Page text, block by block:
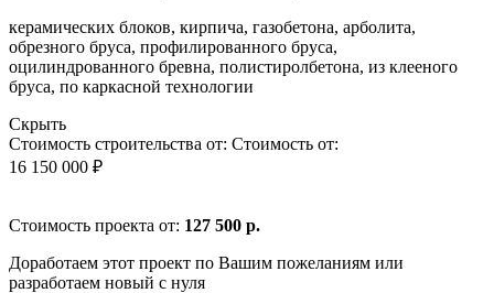
керамических блоков, кирпича, газобетона, арболита,
обрезного бруса, профилированного бруса,
оцилиндрованного бревна, полистиролбетона, из клееного
бруса, по каркасной технологии
Скрыть
Стоимость строительства от: Стоимость от:
16 150 000 ₽
Стоимость проекта от: 127 500 р.
Доработаем этот проект по Вашим пожеланиям или
разработаем новый с нуля